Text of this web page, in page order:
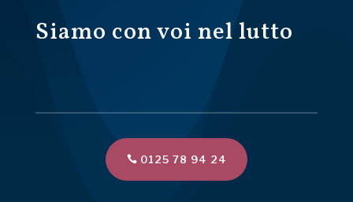
Siamo con voi nel lutto
0125 78 94 24